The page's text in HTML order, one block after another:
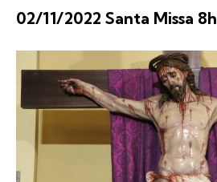
02/11/2022 Santa Missa 8h